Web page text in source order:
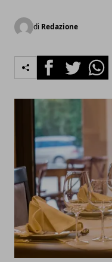
di Redazione
FacebookTwitter